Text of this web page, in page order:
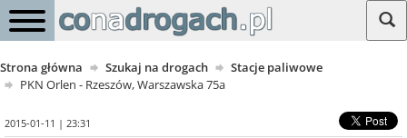
Strona główna Szukaj na drogach
Stacje paliwowe
PKN Orlen - Rzeszów, Warszawska 75a
2015-01-11 | 23:31